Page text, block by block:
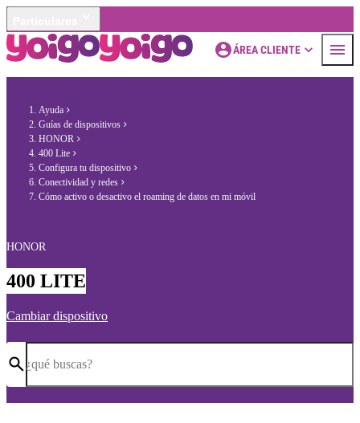
ÁREA CLIENTE
Ayuda
Guías de dispositivos
HONOR
400 Lite
Configura tu dispositivo
Conectividad y redes
Cómo activo o desactivo el roaming de datos en mi móvil
HONOR
400 LITE
Cambiar dispositivo
¿qué buscas?